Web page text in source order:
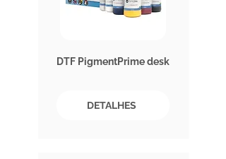
DTF PigmentPrime desk
DETALHES